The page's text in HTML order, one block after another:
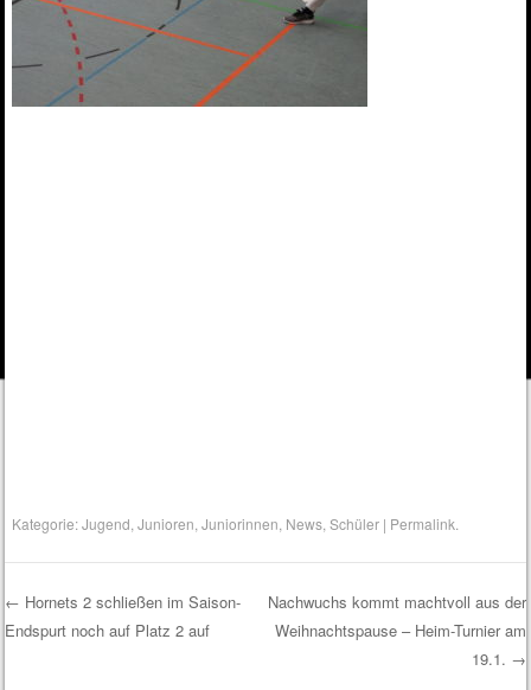
Kategorie:Jugend ,Junioren ,Juniorinnen News ,Schüler | Permalink
Post navigation
← Hornets 2 schließen im Saison-
Endspurt noch auf Platz 2 auf
Nachwuchs kommt machtvoll aus der
Weihnachtspause – Heim-Turnier am
19.1. →